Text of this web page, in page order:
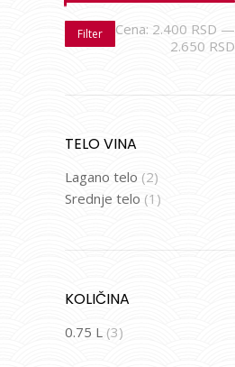
Filter Cena: 2.400 RSD —
2.650 RSD
TELO VINA
Lagano telo (2)
Srednje telo (1)
KOLIČINA
0.75 L (3)